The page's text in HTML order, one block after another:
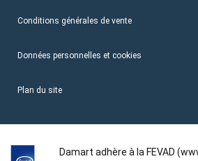
Conditions générales de vente
Données personnelles et cookies
Plan du site
Damart adhère à la FEVAD